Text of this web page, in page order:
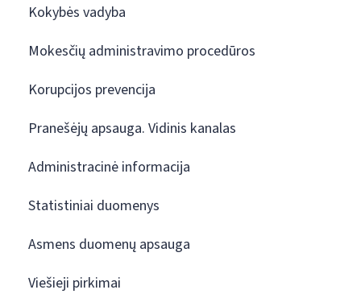
Kokybės vadyba
Mokesčių administravimo procedūros
Korupcijos prevencija
Pranešėjų apsauga. Vidinis kanalas
Administracinė informacija
Statistiniai duomenys
Asmens duomenų apsauga
Viešieji pirkimai